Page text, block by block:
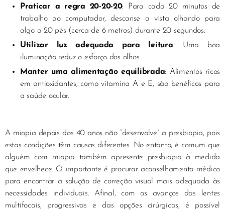
Praticar a regra 20-20-20: Para cada 20 minutos de
trabalho ao computador, descanse a vista olhando para
algo a 20 pés (cerca de 6 metros) durante 20 segundos.
Utilizar luz adequada para leitura: Uma boa
iluminação reduz o esforço dos olhos.
Manter uma alimentação equilibrada: Alimentos ricos
em antioxidantes, como vitamina A e E, são benéficos para
a saúde ocular.
A miopia depois dos 40 anos não “desenvolve” a presbiopia, pois
estas condições têm causas diferentes. No entanto, é comum que
alguém com miopia também apresente presbiopia à medida
que envelhece. O importante é procurar aconselhamento médico
para encontrar a solução de correção visual mais adequada às
necessidades individuais. Afinal, com os avanços das lentes
multifocais, progressivas e das opções cirúrgicas, é possível